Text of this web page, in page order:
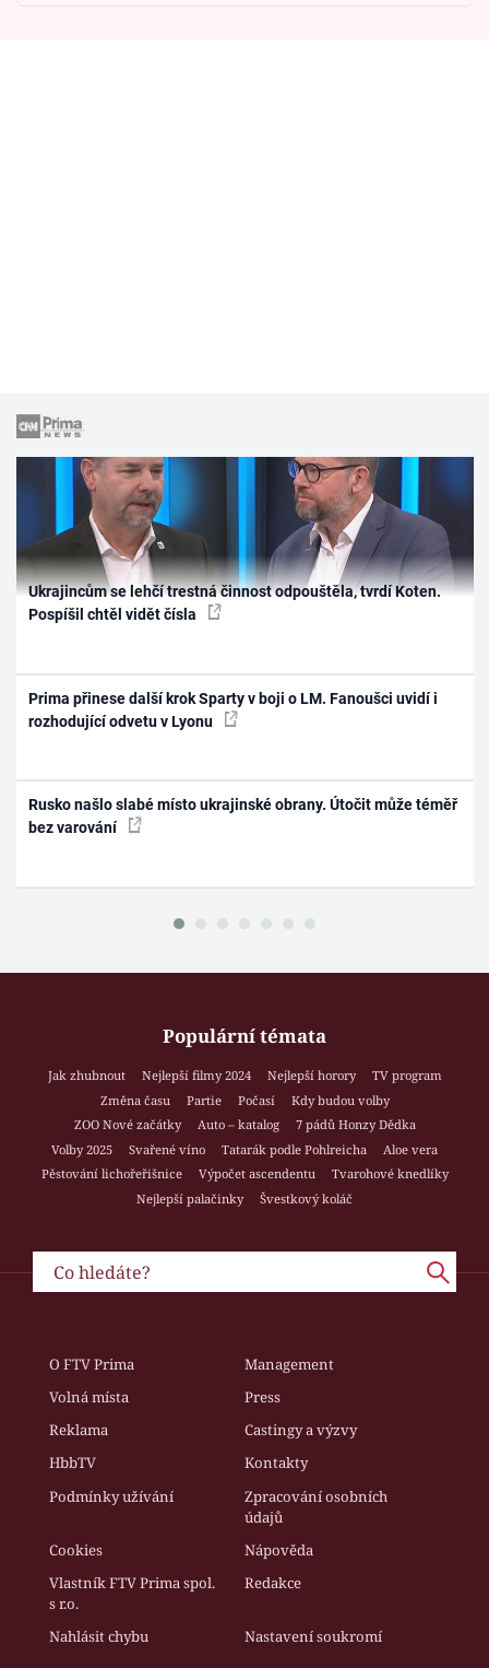
Ukrajincům se lehčí trestná činnost odpouštěla, tvrdí Koten.
Pospíšil chtěl vidět čísla
Prima přinese další krok Sparty v boji o LM. Fanoušci uvidí i
rozhodující odvetu v Lyonu
Rusko našlo slabé místo ukrajinské obrany. Útočit může téměř
bez varování
Populární témata
Jak zhubnout Nejlepší filmy 2024 Nejlepší horory
TV program
Změna času
Partie Počasí
Kdy budou volby
ZOO Nové začátky
Auto – katalog
7 pádů Honzy Dědka
Volby 2025
Svařené víno Tatarák podle Pohlreicha
Aloe vera
Pěstování lichořeřišnice
Výpočet ascendentu
Tvarohové knedlíky
Nejlepší palačinky
Švestkový koláč
O FTV Prima
Management
Volná místa
Press
Reklama
Castingy a výzvy
HbbTV
Kontakty
Podmínky užívání
Zpracování osobních
údajů
Cookies
Nápověda
Vlastník FTV Prima spol.
s r.o.
Redakce
Nahlásit chybu Nastavení soukromí